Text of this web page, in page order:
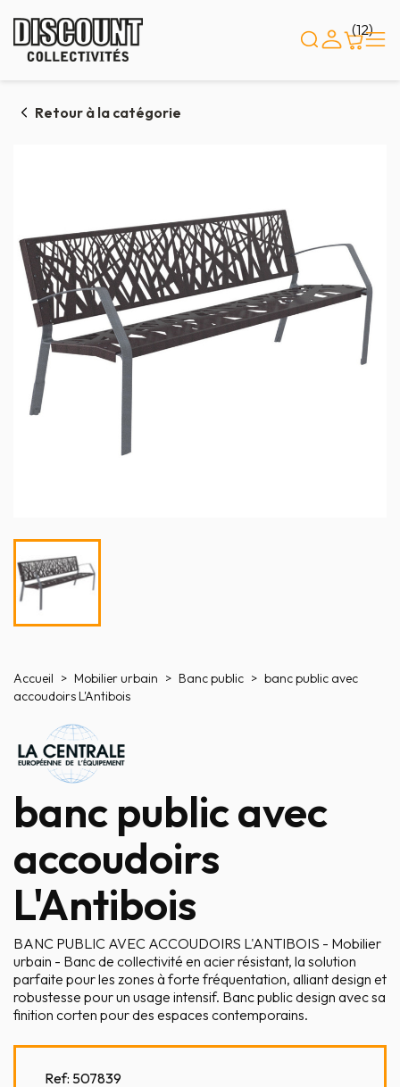
(12)
Retour à la catégorie
Accueil Mobilier urbain Banc public
banc public avec
accoudoirs L'Antibois
banc public avec
accoudoirs
L'Antibois
BANC PUBLIC AVEC ACCOUDOIRS L'ANTIBOIS - Mobilier
urbain - Banc de collectivité en acier résistant, la solution
parfaite pour les zones à forte fréquentation, alliant design et
robustesse pour un usage intensif. Banc public design avec sa
finition corten pour des espaces contemporains.
Ref: 507839